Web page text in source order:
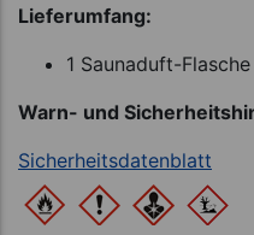
Lieferumfang:
1 Saunaduft-Flasche
Warn- und
Sicherheitsdatenblatt